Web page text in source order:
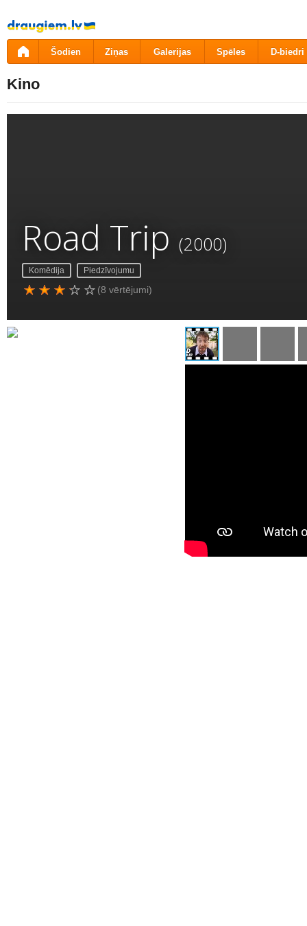
Pāriet
uz
saturu
Šodien Ziņas Galerijas Spēles D-biedri
Kino
Road Trip (2000)
Komēdija Piedzīvojumu
(8 vērtējumi)